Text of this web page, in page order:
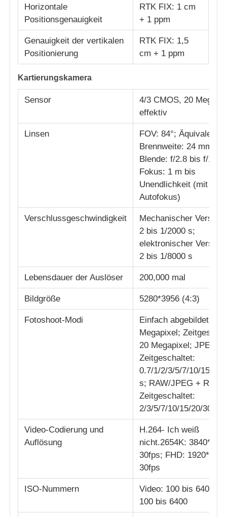
Horizontale
Positionsgenauigkeit
RTK FIX: 1 cm
+ 1 ppm
Genauigkeit der vertikalen
Positionierung
RTK FIX: 1,5
cm + 1 ppm
Kartierungskamera
Sensor
4/3 CMOS, 20
effektiv
Linsen
FOV: 84°; Äquivalente
Brennweite: 24 mm;
Blende: f/2.8 bis f/11;
Fokus: 1 m bis
Unendlichkeit (mit
Autofokus)
Verschlussgeschwindigkeit
Mechanischer
2 bis 1/2000 s;
elektronischer
2 bis 1/8000 s
Lebensdauer der Auslöser 200,000 mal
Bildgröße 5280*3956 (4:3)
Fotoshoot-Modi
Einfach abgebildet: 20
Megapixel;
20 Megapixel; JPEG
Zeitgeschaltet:
0.7/1/2/3/5/7/10/15/20/
s; RAW/JPEG + RAW
Zeitgeschaltet:
2/3/5/7/10/15/20/30/60
Video-Codierung und
Auflösung
H.264- Ich weiß
nicht.2654K:
30fps; FHD:
30fps
ISO-Nummern
Video: 100 bis 6400;
100 bis 6400